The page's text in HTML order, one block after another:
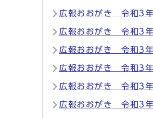
広報おおがき 令和3
広報おおがき 令和3
広報おおがき 令和3
広報おおがき 令和3
広報おおがき 令和3
広報おおがき 令和3